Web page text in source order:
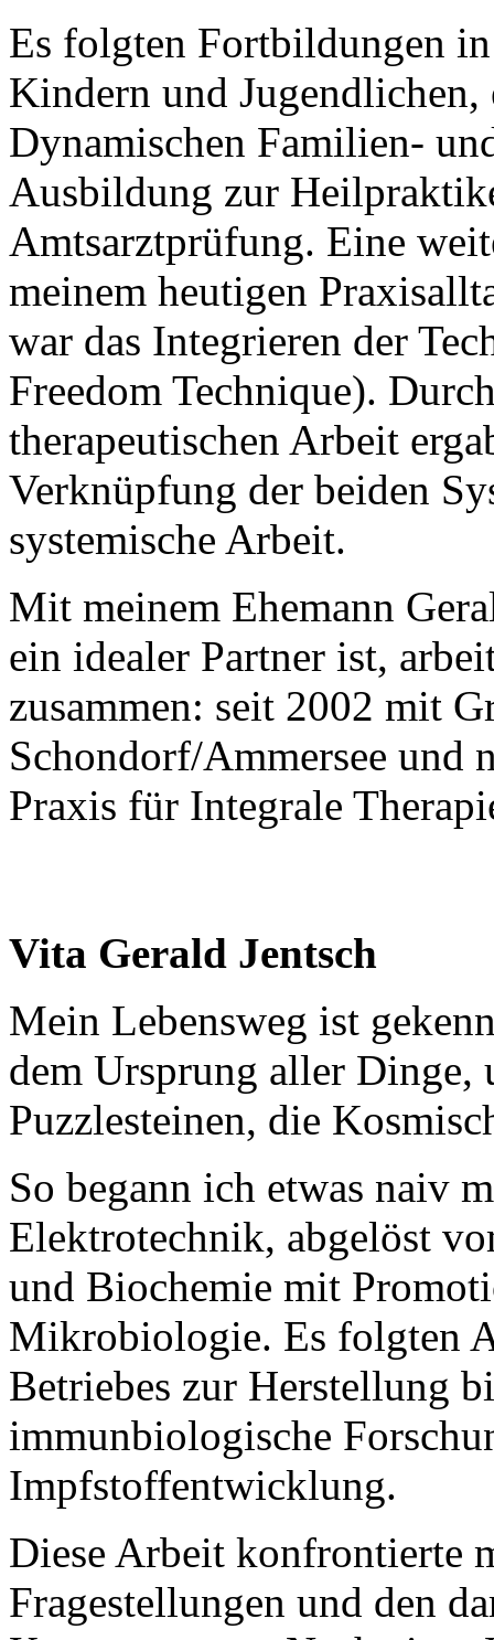
Es folgten Fortbildungen
Kindern und
Dynamischen Familien-
Ausbildung zur
Amtsarztprüfung. Eine
meinem heutigen
war das Integrieren der
Freedom Technique).
therapeutischen Arbeit
Verknüpfung der beiden
systemische Arbeit.
Mit meinem Ehemann
ein idealer Partner ist,
zusammen: seit 2002 mit
Schondorf/Ammersee und
Praxis für Integrale
Vita Gerald Jentsch
Mein Lebensweg ist
dem Ursprung aller
Puzzlesteinen, die
So begann ich etwas naiv
Elektrotechnik, abgelöst
und Biochemie mit
Mikrobiologie. Es folgten
Betriebes zur Herstellung
immunbiologische
Impfstoffentwicklung.
Diese Arbeit konfrontierte
Fragestellungen und den